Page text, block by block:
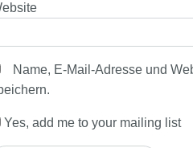
Name, E-Mail-Adresse und
Yes, add me to your mailing list